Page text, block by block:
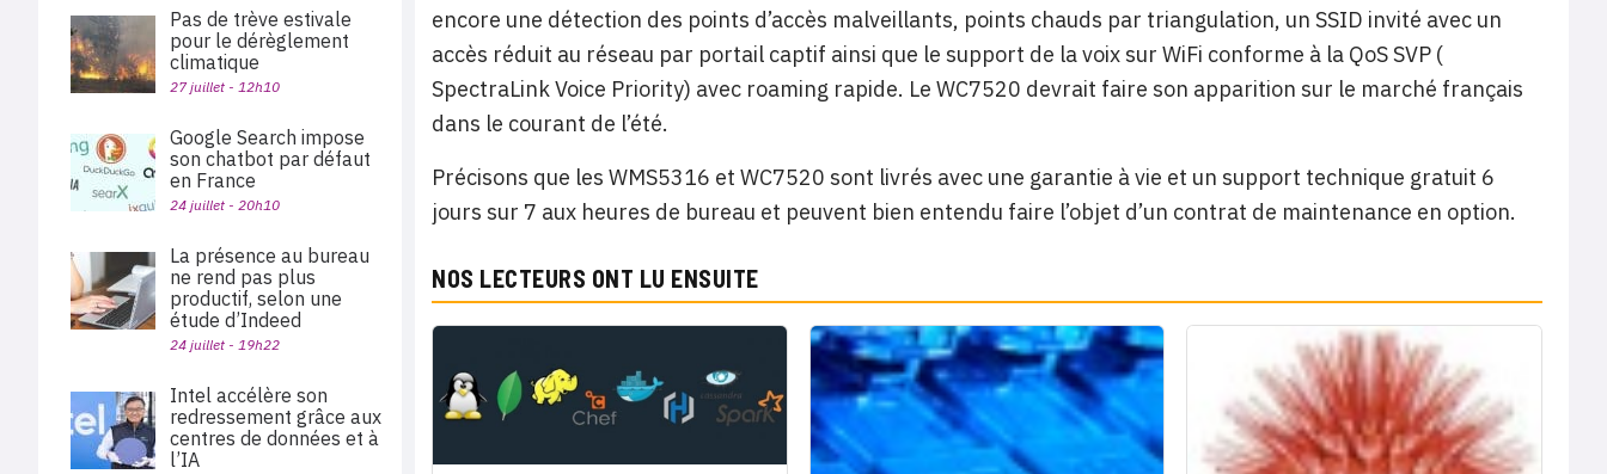
encore une détection des points d’accès malveillants, points chauds par triangulation, un SSID invité avec un
accès réduit au réseau par portail captif ainsi que le support de la voix sur WiFi conforme à la QoS SVP (
SpectraLink Voice Priority) avec roaming rapide. Le WC7520 devrait faire son apparition sur le marché français
dans le courant de l’été.
Précisons que les WMS5316 et WC7520 sont livrés avec une garantie à vie et un support technique gratuit 6
jours sur 7 aux heures de bureau et peuvent bien entendu faire l’objet d’un contrat de maintenance en option.
NOS LECTEURS ONT LU ENSUITE
Pas de trève estivale
pour le dérèglement
climatique
27 juillet - 12h10
Google Search impose
son chatbot par défaut
en France
24 juillet - 20h10
La présence au bureau
ne rend pas plus
productif, selon une
étude d’Indeed
24 juillet - 19h22
Intel accélère son
redressement grâce aux
centres de données et à
l’IA